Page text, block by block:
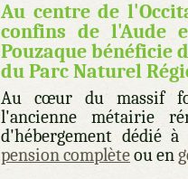
Au centre de
confins de l'Aude
Pouzaque bénéficie
du Parc Naturel
Au cœur du massif
l'ancienne métairie
d'hébergement dédié
pension complèteou en